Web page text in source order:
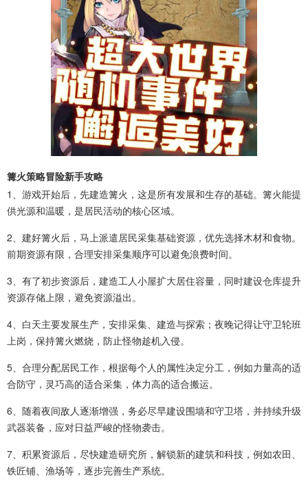
篝火策略冒险新手攻略
1、游戏开始后，先建造篝火，这是所有发展和生存的基础。篝火能提
供光源和温暖，是居民活动的核心区域。
2、建好篝火后，马上派遣居民采集基础资源，优先选择木材和食物。
前期资源有限，合理安排采集顺序可以避免浪费时间。
3、有了初步资源后，建造工人小屋扩大居住容量，同时建设仓库提升
资源存储上限，避免资源溢出。
4、白天主要发展生产，安排采集、建造与探索；夜晚记得让守卫轮班
上岗，保持篝火燃烧，防止怪物趁机入侵。
5、合理分配居民工作，根据每个人的属性决定分工，例如力量高的适
合防守，灵巧高的适合采集，体力高的适合搬运。
6、随着夜间敌人逐渐增强，务必尽早建设围墙和守卫塔，并持续升级
武器装备，应对日益严峻的怪物袭击。
7、积累资源后，尽快建造研究所，解锁新的建筑和科技，例如农田、
铁匠铺、渔场等，逐步完善生产系统。